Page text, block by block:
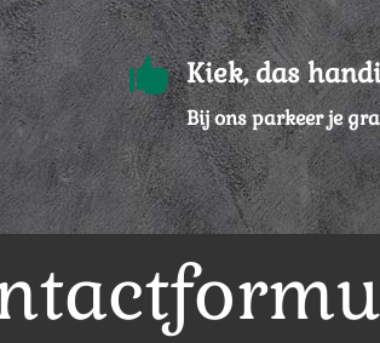
 Kiek, das
Bij ons parkeer je